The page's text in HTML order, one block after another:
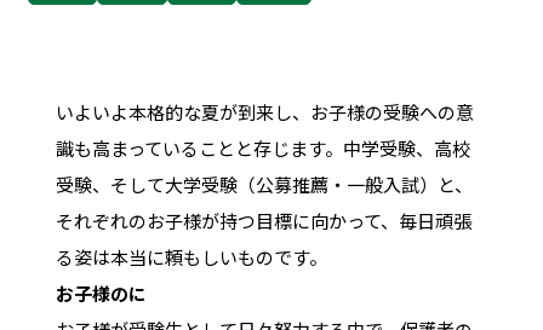
いよいよ本格的な夏が到来し、お子様の受験への意
識も高まっていることと存じます。中学受験、高校
受験、そして大学受験（公募推薦・一般入試）と、
それぞれのお子様が持つ目標に向かって、毎日頑張
る姿は本当に頼もしいものです。
お子様のに